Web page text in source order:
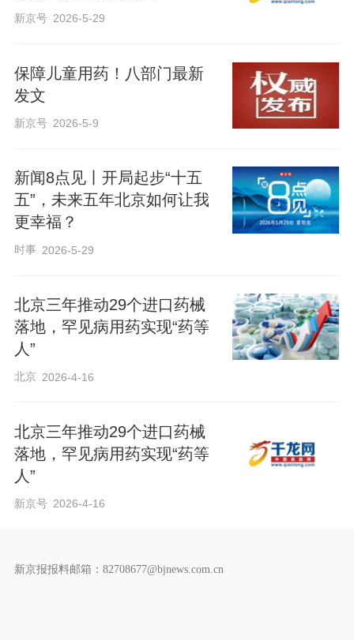
新京号 2026-5-29
保障儿童用药！八部门最新
发文
新京号 2026-5-9
新闻8点见丨开局起步“十五
五”，未来五年北京如何让我
更幸福？
时事 2026-5-29
北京三年推动29个进口药械
落地，罕见病用药实现“药等
人”
北京 2026-4-16
北京三年推动29个进口药械
落地，罕见病用药实现“药等
人”
新京号 2026-4-16
新京报报料邮箱：82708677@bjnews.com.cn